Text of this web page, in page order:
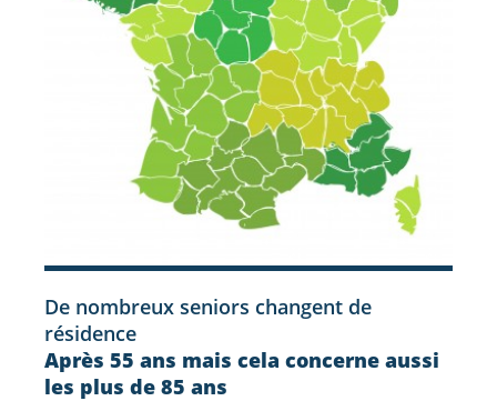
De nombreux seniors changent de
résidence
Après 55 ans mais cela concerne aussi
les plus de 85 ans